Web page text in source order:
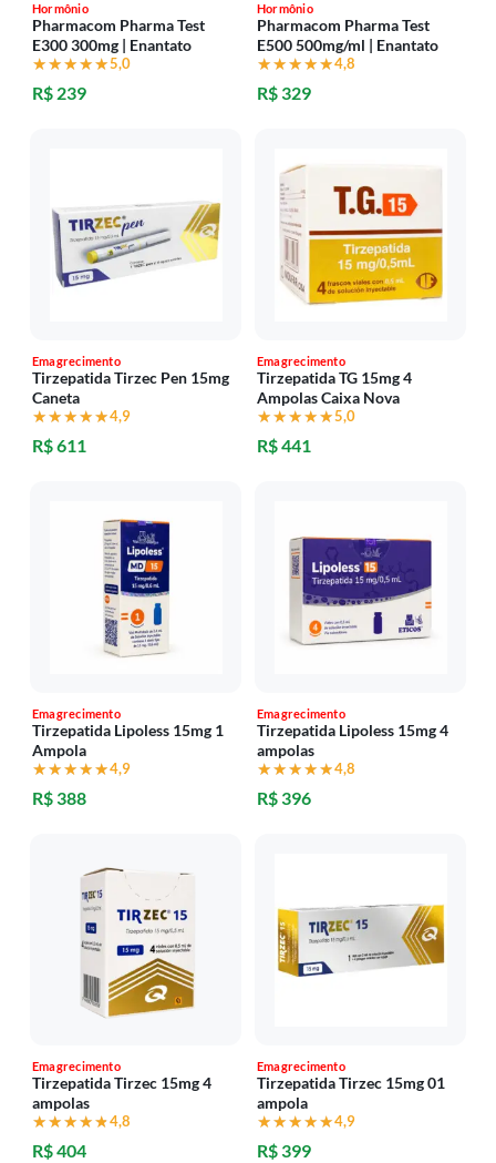
Hormônio
Pharmacom Pharma Test
E300 300mg | Enantato
★★★★★
★★★★★5,0
R$ 239
Hormônio
Pharmacom Pharma Test
E500 500mg/ml | Enantato
★★★★★
★★★★★4,8
R$ 329
Emagrecimento
Tirzepatida Tirzec Pen 15mg
Caneta
★★★★★
★★★★★4,9
R$ 611
Emagrecimento
Tirzepatida TG 15mg 4
Ampolas Caixa Nova
★★★★★
★★★★★5,0
R$ 441
Emagrecimento
Tirzepatida Lipoless 15mg 1
Ampola
★★★★★
★★★★★4,9
R$ 388
Emagrecimento
Tirzepatida Lipoless 15mg 4
ampolas
★★★★★
★★★★★4,8
R$ 396
Emagrecimento
Tirzepatida Tirzec 15mg 4
ampolas
★★★★★
★★★★★4,8
R$ 404
Emagrecimento
Tirzepatida Tirzec 15mg 01
ampola
★★★★★
★★★★★4,9
R$ 399